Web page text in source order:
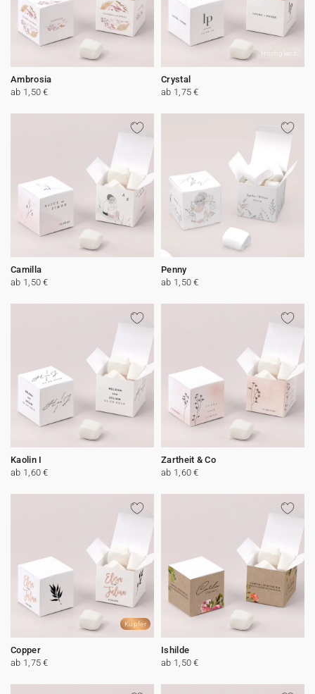
Ambrosia
ab 1,50 €
Hochglanz
Crystal
ab 1,75 €
Camilla
ab 1,50 €
Penny
ab 1,50 €
Kaolin I
ab 1,60 €
Zartheit & Co
ab 1,60 €
Kupfer
Copper
ab 1,75 €
Ishilde
ab 1,50 €